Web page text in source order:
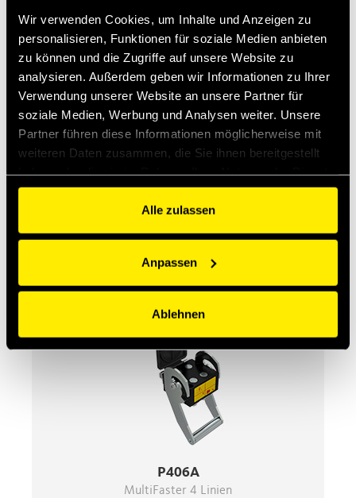
Wir verwenden Cookies, um Inhalte und Anzeigen zu
personalisieren, Funktionen für soziale Medien anbieten
zu können und die Zugriffe auf unsere Website zu
analysieren. Außerdem geben wir Informationen zu Ihrer
Verwendung unserer Website an unsere Partner für
soziale Medien, Werbung und Analysen weiter. Unsere
Partner führen diese Informationen möglicherweise mit
weiteren Daten zusammen, die Sie ihnen bereitgestellt
gesammelt haben.
Alle zulassen
Anpassen
Ablehnen
FFH
Kupplungen flachdichtend, ISO
P406A
MultiFaster 4 Linien